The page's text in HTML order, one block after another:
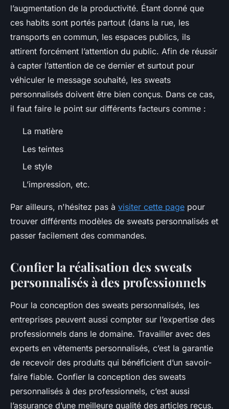
l’augmentation de la productivité. Étant donné que
ces habits sont portés partout (dans la rue, les
transports en commun, les espaces publics, ils
attirent forcément l’attention du public. Afin de réussir
à capter l’attention de ce dernier et surtout pour
véhiculer le message souhaité, les sweats
personnalisés doivent être bien conçus. Dans ce cas,
il faut faire le point sur différents facteurs comme :
La matière
Les teintes
Le style
L’impression, etc.
Par ailleurs, n'hésitez pas à visiter cette page pour
trouver différents modèles de sweats personnalisés et
passer facilement des commandes.
Confier la réalisation des sweats
personnalisés à des professionnels
Pour la conception des sweats personnalisés, les
entreprises peuvent aussi compter sur l’expertise des
professionnels dans le domaine. Travailler avec des
experts en vêtements personnalisés, c’est la garantie
de recevoir des produits qui bénéficient d’un savoir-
faire fiable. Confier la conception des sweats
personnalisés à des professionnels, c’est aussi
l’assurance d’une meilleure qualité des articles reçus.